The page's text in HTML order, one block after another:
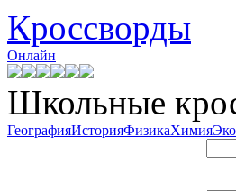
Кроссворды
Онлайн
Школьные
ГеографияИсторияФизикаХимия